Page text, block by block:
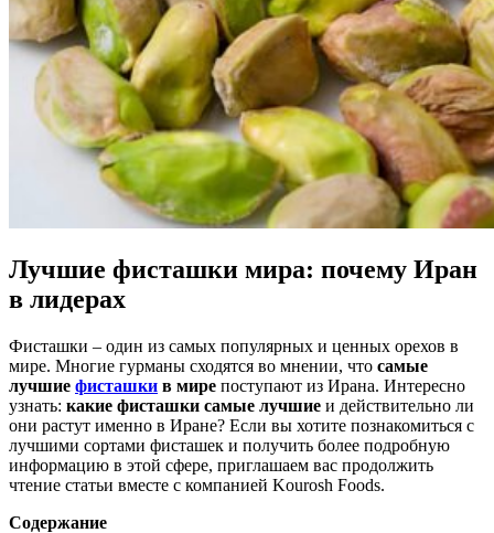
Лучшие фисташки мира: почему Иран
в лидерах
Фисташки – один из самых популярных и ценных орехов в
мире. Многие гурманы сходятся во мнении, что самые
лучшие фисташки в мире поступают из Ирана. Интересно
узнать: какие фисташки самые лучшие и действительно ли
они растут именно в Иране? Если вы хотите познакомиться с
лучшими сортами фисташек и получить более подробную
информацию в этой сфере, приглашаем вас продолжить
чтение статьи вместе с компанией Kourosh Foods.
Содержание